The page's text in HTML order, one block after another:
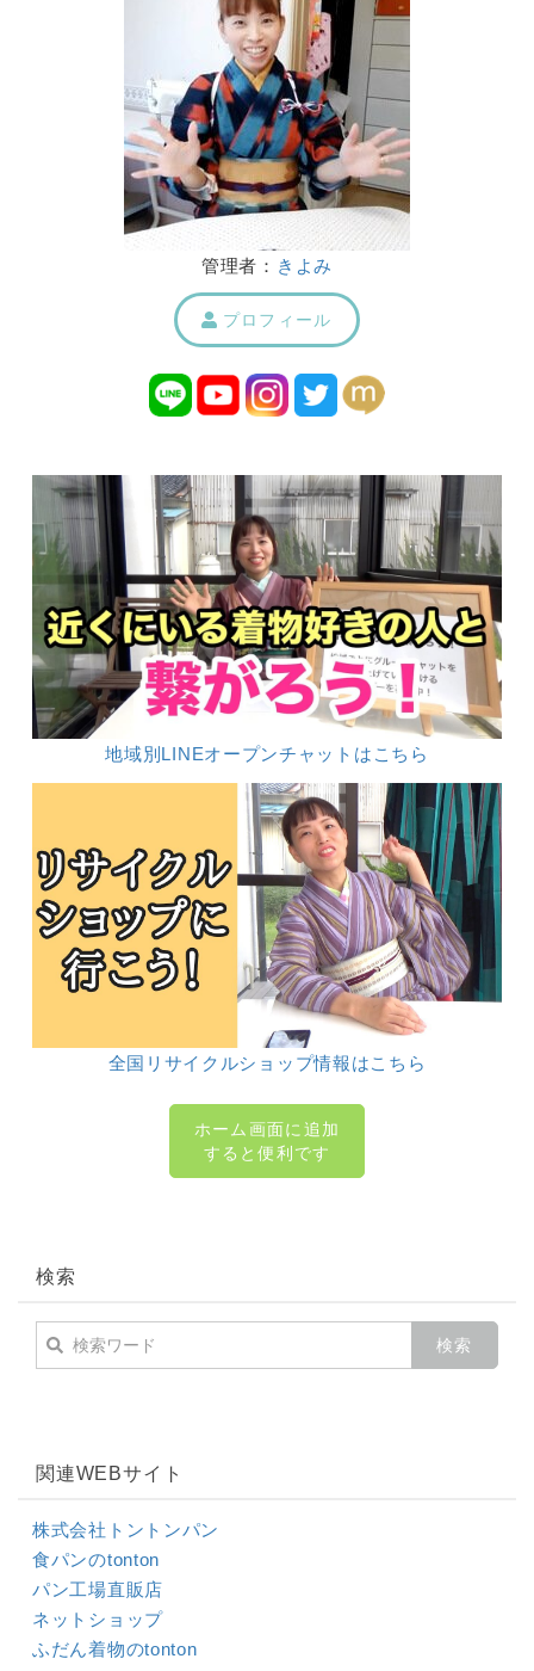
管理者： きよみ
プロフィール
地域別LINEオープンチャットはこちら
全国リサイクルショップ情報はこちら
ホーム画面に追加
すると便利です
検索
関連WEBサイト
株式会社トントンパン
食パンのtonton
パン工場直販店
ネットショップ
ふだん着物のtonton